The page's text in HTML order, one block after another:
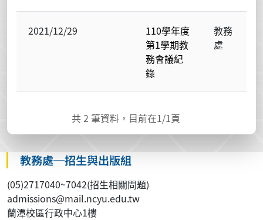
2021/12/29
110學年度
第1學期教
務會議紀
錄
教務
處
共2 筆資料，目前在1/1頁
教務處─招生與出版組
(05)2717040~7042(招生相關問題)
admissions@mail.ncyu.edu.tw
蘭潭校區行政中心1樓